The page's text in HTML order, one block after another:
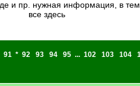
все здесь
91 * 92 93 94 95 ... 102 103 104